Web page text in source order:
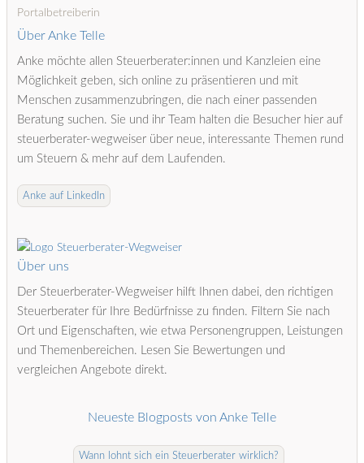
Portalbetreiberin
Über Anke Telle
Anke möchte allen Steuerberater:innen und Kanzleien eine
Möglichkeit geben, sich online zu präsentieren und mit
Menschen zusammenzubringen, die nach einer passenden
Beratung suchen. Sie und ihr Team halten die Besucher hier auf
steuerberater-wegweiser über neue, interessante Themen rund
um Steuern & mehr auf dem Laufenden.
Anke auf LinkedIn
Über uns
Der Steuerberater-Wegweiser hilft Ihnen dabei, den richtigen
Steuerberater für Ihre Bedürfnisse zu finden. Filtern Sie nach
Ort und Eigenschaften, wie etwa Personengruppen, Leistungen
und Themenbereichen. Lesen Sie Bewertungen und
vergleichen Angebote direkt.
Neueste Blogposts von Anke Telle
Wann lohnt sich ein Steuerberater wirklich?